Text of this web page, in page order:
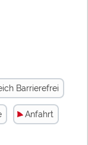
Barrierefrei
Anfahrt